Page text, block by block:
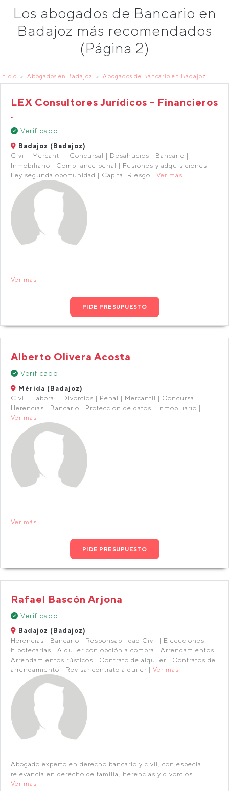
Los abogados de Bancario en
Badajoz más recomendados
(Página 2)
Inicio Abogados en Badajoz Abogados de Bancario en Badajoz
LEX Consultores Jurídicos - Financieros
.
Verificado
Badajoz (Badajoz)
Civil | Mercantil | Concursal | Desahucios | Bancario |
Inmobiliario | Compliance penal | Fusiones y adquisiciones |
Ley segunda oportunidad | Capital Riesgo | Ver más
Ver más
PIDE PRESUPUESTO
Alberto Olivera Acosta
Verificado
Mérida (Badajoz)
Civil | Laboral | Divorcios | Penal | Mercantil | Concursal |
Herencias | Bancario | Protección de datos | Inmobiliario |
Ver más
Ver más
PIDE PRESUPUESTO
Rafael Bascón Arjona
Verificado
Badajoz (Badajoz)
Herencias | Bancario | Responsabilidad Civil | Ejecuciones
hipotecarias | Alquiler con opción a compra | Arrendamientos |
Arrendamientos rústicos | Contrato de alquiler | Contratos de
arrendamiento | Revisar contrato alquiler | Ver más
Abogado experto en derecho bancario y civil, con especial
relevancia en derecho de familia, herencias y divorcios.
Ver más